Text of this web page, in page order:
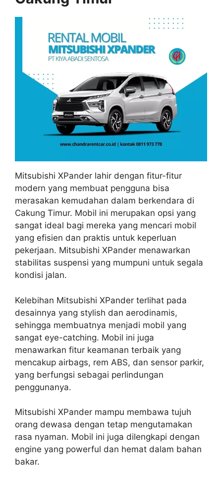
Mitsubishi XPander lahir dengan fitur-fitur
modern yang membuat pengguna bisa
merasakan kemudahan dalam berkendara di
Cakung Timur. Mobil ini merupakan opsi yang
sangat ideal bagi mereka yang mencari mobil
yang efisien dan praktis untuk keperluan
pekerjaan. Mitsubishi XPander menawarkan
stabilitas suspensi yang mumpuni untuk segala
kondisi jalan.
Kelebihan Mitsubishi XPander terlihat pada
desainnya yang stylish dan aerodinamis,
sehingga membuatnya menjadi mobil yang
sangat eye-catching. Mobil ini juga
menawarkan fitur keamanan terbaik yang
mencakup airbags, rem ABS, dan sensor parkir,
yang berfungsi sebagai perlindungan
penggunanya.
Mitsubishi XPander mampu membawa tujuh
orang dewasa dengan tetap mengutamakan
rasa nyaman. Mobil ini juga dilengkapi dengan
engine yang powerful dan hemat dalam bahan
bakar.